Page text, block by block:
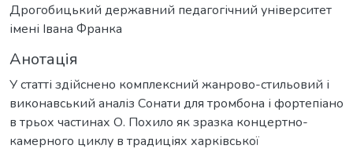
Дрогобицький державний педагогічний університет
імені Івана Франка
Анотація
У статті здійснено комплексний жанрово-стильовий і
виконавський аналіз Сонати для тромбона і фортепіано
в трьох частинах О. Похило як зразка концертно-
камерного циклу в традиціях харківської